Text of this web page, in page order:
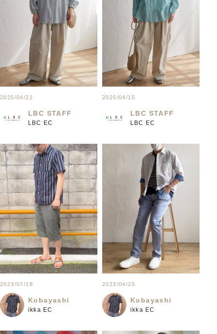
2025/04/21
LBC STAFF
LBC EC
2025/04/15
LBC STAFF
LBC EC
2023/07/18
Kobayashi
ikka EC
2023/04/25
Kobayashi
ikka EC